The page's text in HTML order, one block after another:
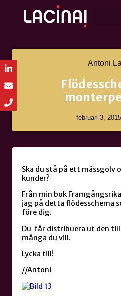
Antoni
februari 3, 2015
Ska du stå på ett
kunder?
Från min bok
jag på detta flödesschema
före dig.
Du får distribuera ut den
många du vill.
Lycka till!
//Antoni